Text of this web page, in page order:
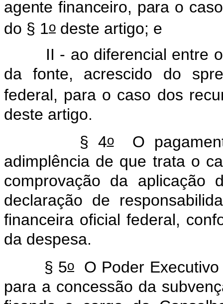
agente financeiro, para o
do § 1o deste artigo; e
II - ao diferencial entre o
da fonte, acrescido do
federal, para o caso dos
deste artigo.
§ 4oO
adimplência de que trata o
comprovação da aplicação
declaração de
financeira oficial federal,
da despesa.
§ 5o
O Poder
para a concessão da